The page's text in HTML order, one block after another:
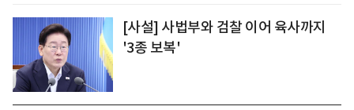
[사설] 사법부와 검찰 이어 육사까지
'3종 보복'